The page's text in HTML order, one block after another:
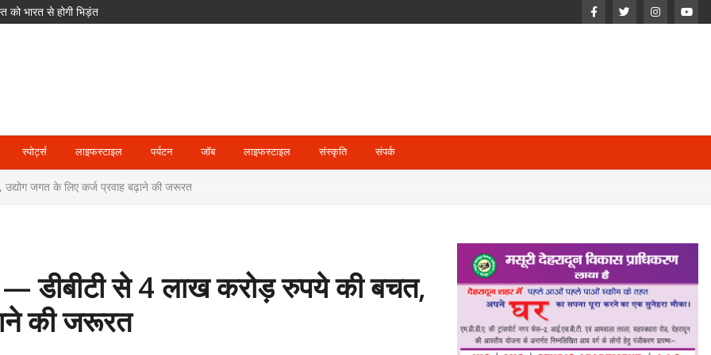
खेल और आवास पर भी बड़ा फोकस
कर रहा हूं’
स्पोर्ट्स लाइफस्टाइल पर्यटन जॉब लाइफस्टाइल संस्कृति संपर्क
उद्योग जगत के लिए कर्ज प्रवाह बढ़ाने की जरूरत
— डीबीटी से 4 लाख करोड़ रुपये की बचत,
की जरूरत